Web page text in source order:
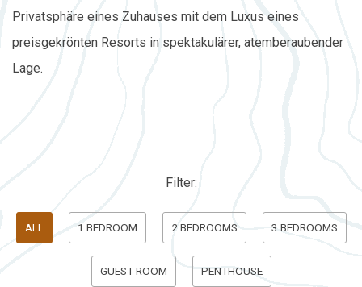
Privatsphäre eines Zuhauses mit dem Luxus eines
preisgekrönten Resorts in spektakulärer, atemberaubender
Lage.
Filter:
PickALL 1 BEDROOM 2 BEDROOMS 3 BEDROOMS
GUEST ROOM PENTHOUSE